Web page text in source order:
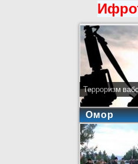
Терроризм
Омор